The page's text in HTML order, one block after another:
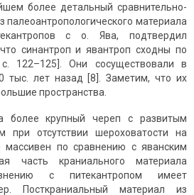
более детальный сравнительно-
палеоантропологического материала
с о. Ява, подтвердил
синантроп и явантроп сходны по
122–125]. Они сосуществовали в
тыс. лет назад [8]. Заметим, что их
пространства.
более крупный череп с развитым
при отсутствии шероховатости на
массивен по сравнению с яванским
часть краниального материала
с питекантропом имеет
Посткраниальный материал из